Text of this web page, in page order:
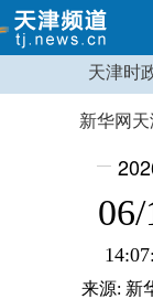
天津时
新华网
06/
来源: 新